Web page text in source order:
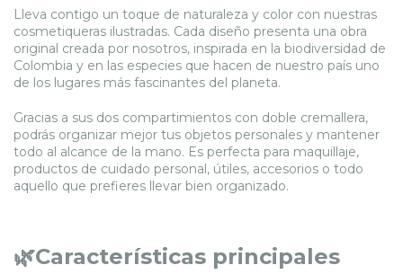
Lleva contigo un toque de naturaleza y color con nuestras
cosmetiqueras ilustradas. Cada diseño presenta una obra
original creada por nosotros, inspirada en la biodiversidad de
Colombia y en las especies que hacen de nuestro país uno
de los lugares más fascinantes del planeta.
Gracias a sus dos compartimientos con doble cremallera,
podrás organizar mejor tus objetos personales y mantener
todo al alcance de la mano. Es perfecta para maquillaje,
productos de cuidado personal, útiles, accesorios o todo
aquello que prefieres llevar bien organizado.
🌿Características principales